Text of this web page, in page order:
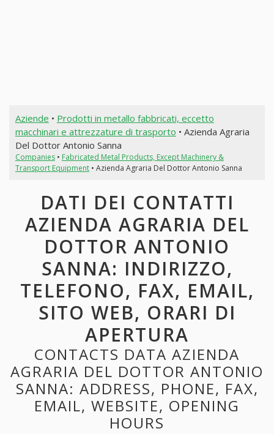
Aziende • Prodotti in metallo fabbricati, eccetto
macchinari e attrezzature di trasporto • Azienda Agraria
Del Dottor Antonio Sanna
Companies• Fabricated Metal Products, Except Machinery &
Transport Equipment• Azienda Agraria Del Dottor Antonio Sanna
DATI DEI CONTATTI
AZIENDA AGRARIA DEL
DOTTOR ANTONIO
SANNA: INDIRIZZO,
TELEFONO, FAX, EMAIL,
SITO WEB, ORARI DI
APERTURA
CONTACTS DATA AZIENDA
AGRARIA DEL DOTTOR ANTONIO
SANNA: ADDRESS, PHONE, FAX,
EMAIL, WEBSITE, OPENING
HOURS